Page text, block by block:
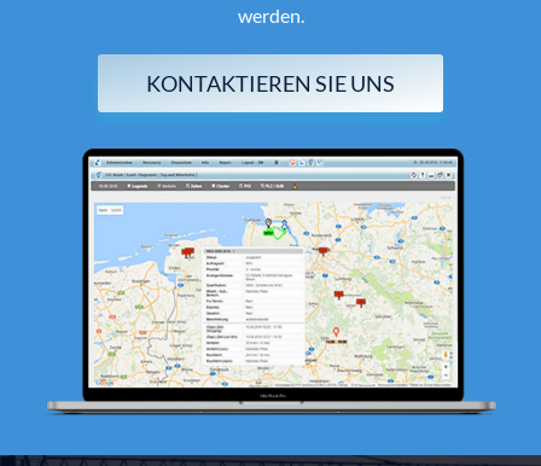
werden.
KONTAKTIEREN SIE UNS